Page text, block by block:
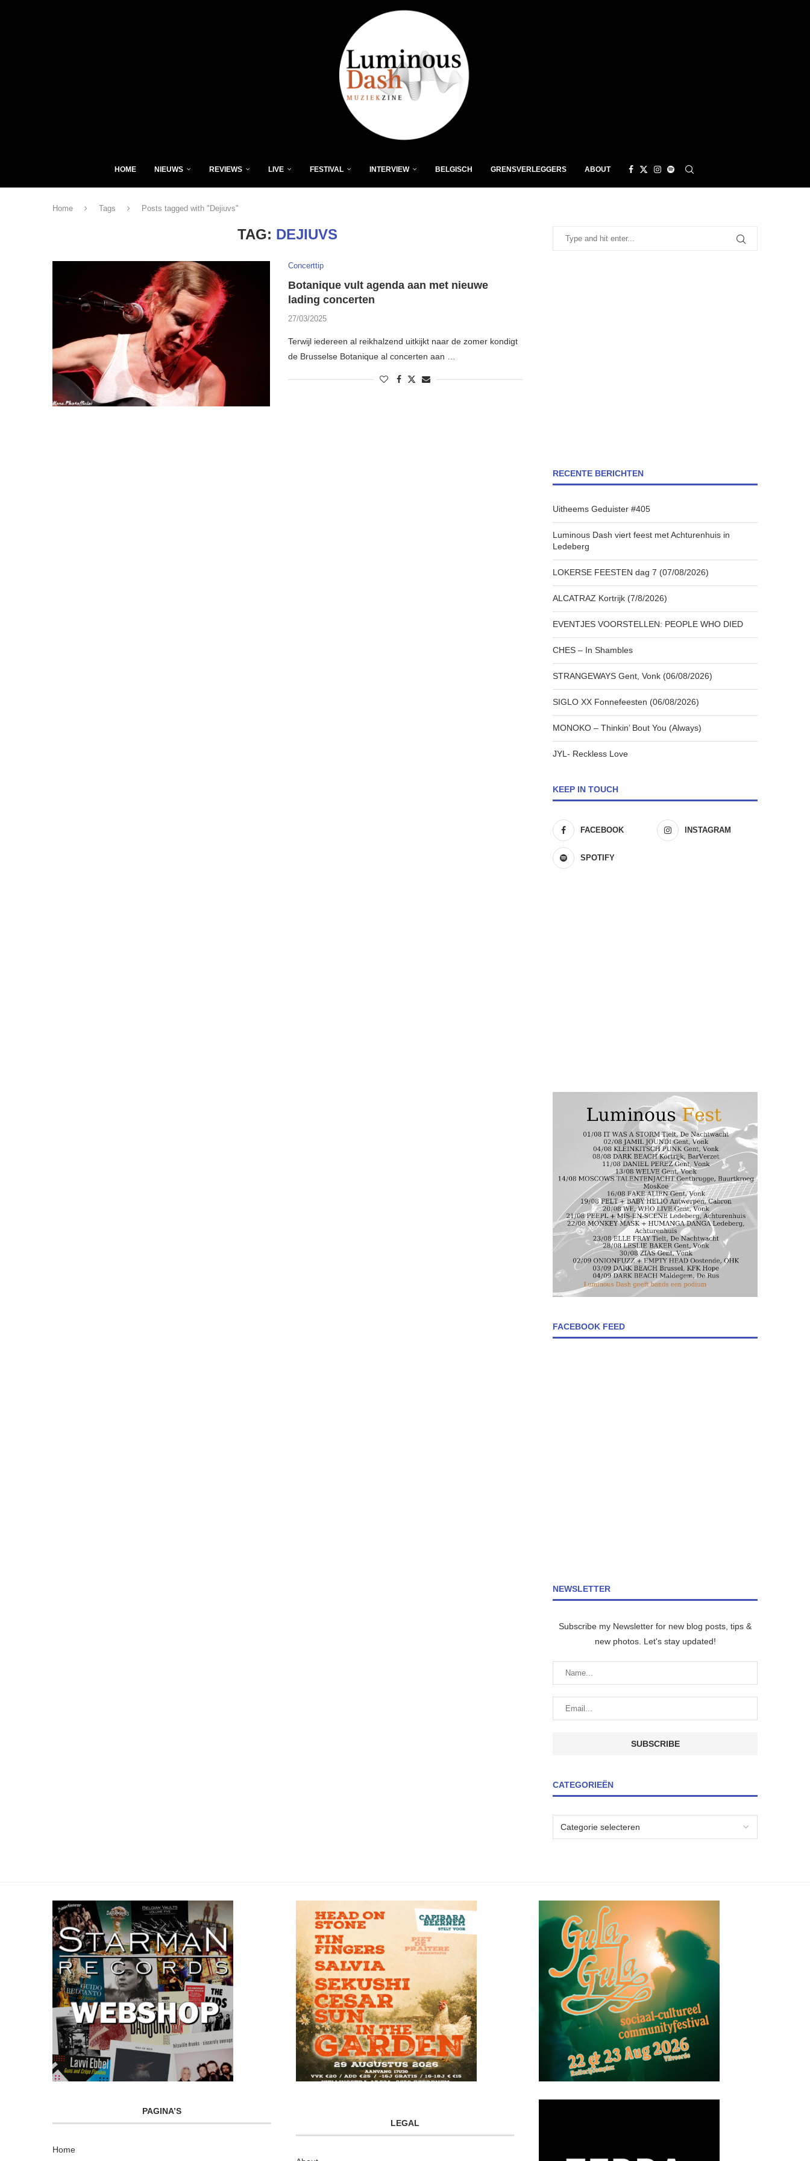
HOME NIEUWS REVIEWS LIVE FESTIVAL INTERVIEW BELGISCH GRENSVERLEGGERS ABOUT
Home Tags Posts tagged with "Dejiuvs"
TAG: DEJIUVS
Concerttip
Botanique vult agenda aan met nieuwe
lading concerten
27/03/2025
Terwijl iedereen al reikhalzend uitkijkt naar de zomer kondigt
de Brusselse Botanique al concerten aan …
RECENTE BERICHTEN
Uitheems Geduister #405
Luminous Dash viert feest met Achturenhuis in
Ledeberg
LOKERSE FEESTEN dag 7 (07/08/2026)
ALCATRAZ Kortrijk (7/8/2026)
EVENTJES VOORSTELLEN: PEOPLE WHO DIED
CHES – In Shambles
STRANGEWAYS Gent, Vonk (06/08/2026)
SIGLO XX Fonnefeesten (06/08/2026)
MONOKO – Thinkin’ Bout You (Always)
JYL- Reckless Love
KEEP IN TOUCH
FACEBOOK INSTAGRAM
SPOTIFY
FACEBOOK FEED
NEWSLETTER
Subscribe my Newsletter for new blog posts, tips &
new photos. Let's stay updated!
CATEGORIEËN
PAGINA’S
Home
LEGAL